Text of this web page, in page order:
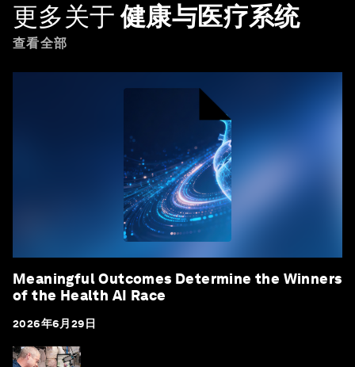
更多关于 健康与医疗系统
查看全部
Meaningful Outcomes Determine the Winners
of the Health AI Race
2026年6月29日